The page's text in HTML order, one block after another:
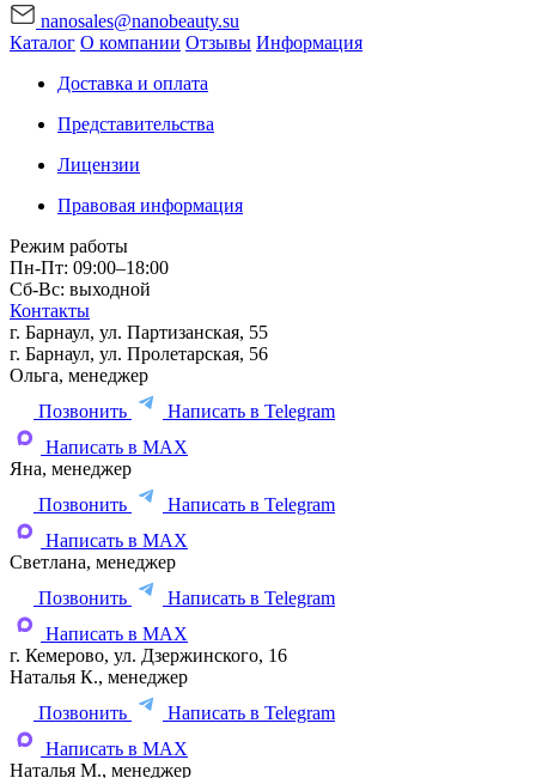
nanosales@nanobeauty.su
Каталог О компании Отзывы Информация
Доставка и оплата
Представительства
Лицензии
Правовая информация
Режим работы
Пн-Пт: 09:00–18:00
Сб-Вс: выходной
Контакты
г. Барнаул, ул. Партизанская, 55
г. Барнаул, ул. Пролетарская, 56
Ольга, менеджер
Позвонить
Написать в Telegram
Написать в MAX
Яна, менеджер
Позвонить
Написать в Telegram
Написать в MAX
Светлана, менеджер
Позвонить
Написать в Telegram
Написать в MAX
г. Кемерово, ул. Дзержинского, 16
Наталья К., менеджер
Позвонить
Написать в Telegram
Написать в MAX
Наталья М., менеджер